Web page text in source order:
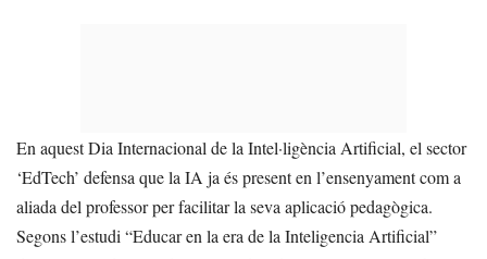
En aquest Dia Internacional de la Intel·ligència Artificial, el sector
‘EdTech’ defensa que la IA ja és present en l’ensenyament com a
aliada del professor per facilitar la seva aplicació pedagògica.
Segons l’estudi “Educar en la era de la Inteligencia Artificial”